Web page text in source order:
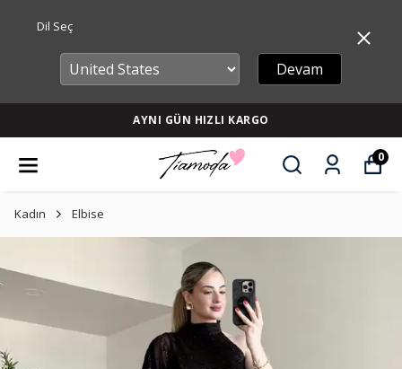
Dil Seç
Devam
AYNI GÜN HIZLI KARGO
0
Kadın Elbise